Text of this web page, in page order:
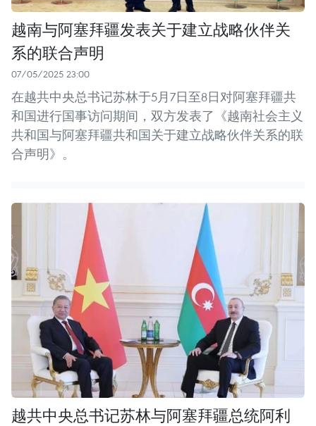
越南与阿塞拜疆发表关于建立战略伙伴关
系的联合声明
07/05/2025 23:00
在越共中央总书记苏林于5月7日至8日对阿塞拜疆共
和国进行国事访问期间，双方发表了《越南社会主义
共和国与阿塞拜疆共和国关于建立战略伙伴关系的联
合声明》。
越共中央总书记苏林与阿塞拜疆总统阿利